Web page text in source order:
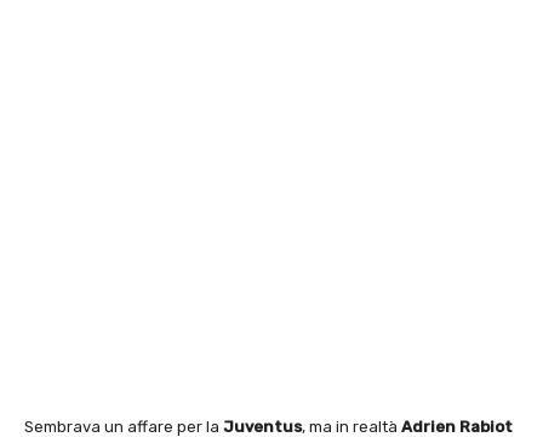
Sembrava un affare per la Juventus, ma in realtà Adrien Rabiot